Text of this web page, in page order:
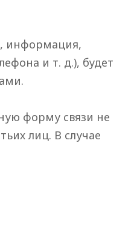
информация,
и т. д.), будет
форму связи не
лиц. В случае